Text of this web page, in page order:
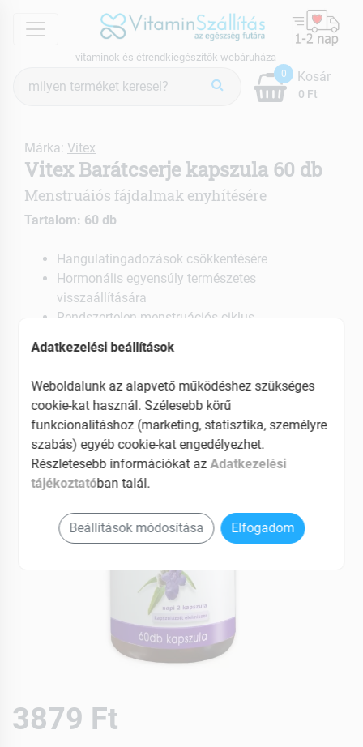
menu
vitaminok és étrendkiegészítők webáruháza
keresés
0
0 Ft
Kosár
Márka: Vitex
Vitex Barátcserje kapszula 60 db
Menstruáiós fájdalmak enyhítésére
Tartalom: 60 db
Hangulatingadozások csökkentésére
Hormonális egyensúly természetes
visszaállítására
Rendszertelen menstruációs ciklus
3879 Ft
Adatkezelési beállítások
Weboldalunk az alapvető működéshez szükséges
cookie-kat használ. Szélesebb körű
funkcionalitáshoz (marketing, statisztika, személyre
szabás) egyéb cookie-kat engedélyezhet.
Részletesebb információkat azAdatkezelési
tájékoztatóban talál.
Beállítások módosítása Elfogadom